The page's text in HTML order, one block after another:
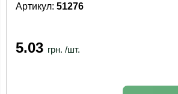
Артикул: 51276
5.03 грн. /шт.